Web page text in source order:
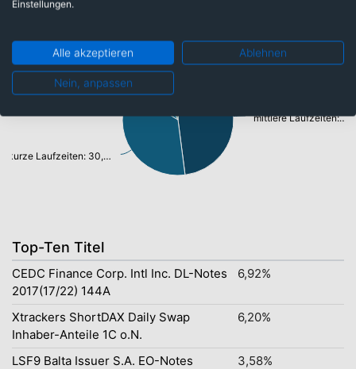
Laufzeiten
mittlere Laufzeiten: 41,25%
kurze Laufzeiten: 30,79%
sehr kurze Laufzeiten: 7,72%
lange Laufzeiten: 6,24%
Top-Ten Titel
CEDC Finance Corp. Intl Inc. DL-Notes
2017(17/22) 144A
6,92%
Xtrackers ShortDAX Daily Swap
Inhaber-Anteile 1C o.N.
6,20%
LSF9 Balta Issuer S.A. EO-Notes
3,58%
Einstellungen.
Alle akzeptieren Ablehnen
Nein, anpassen